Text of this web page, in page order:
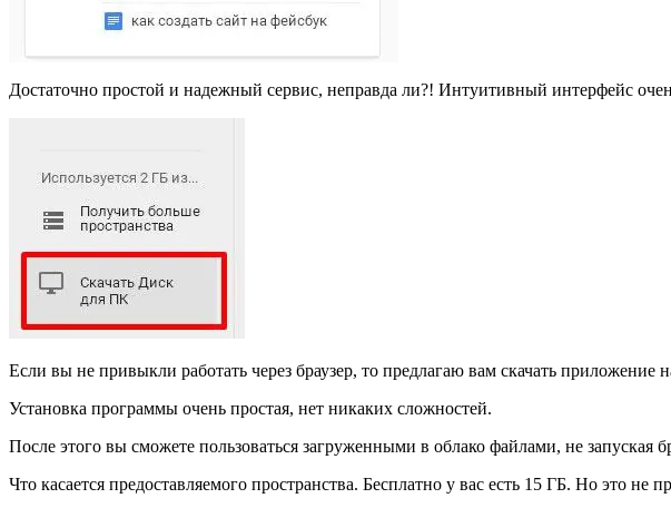
Достаточно простой и надежный сервис, неправда ли?! Интуитивный интерфейс
Если вы не привыкли работать через браузер, то предлагаю вам скачать
Установка программы очень простая, нет никаких сложностей.
После этого вы сможете пользоваться загруженными в облако файлами, не запуская
Что касается предоставляемого пространства. Бесплатно у вас есть 15 ГБ. Но это не